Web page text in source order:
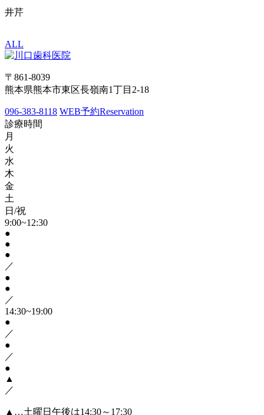
井芹
ALL
〒861-8039
熊本県熊本市東区長嶺南1丁目2-18
096-383-8118 WEB予約Reservation
診療時間
月
火
水
木
金
土
日/祝
9:00~12:30
●
●
●
／
●
●
／
14:30~19:00
●
／
●
／
●
▲
／
▲…土曜日午後は14:30～17:30